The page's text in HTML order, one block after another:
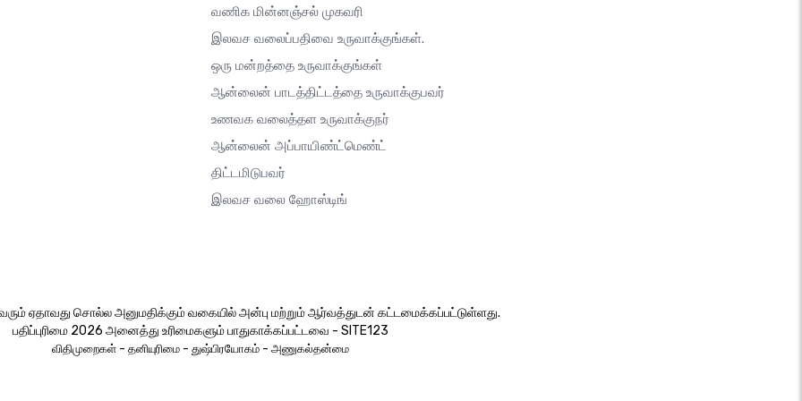
வணிக மின்னஞ்சல் முகவரி
இலவச வலைப்பதிவை உருவாக்குங்கள்.
ஒரு மன்றத்தை உருவாக்குங்கள்
ஆன்லைன் பாடத்திட்டத்தை உருவாக்குபவர்
உணவக வலைத்தள உருவாக்குநர்
ஆன்லைன் அப்பாயிண்ட்மெண்ட்
திட்டமிடுபவர்
இலவச வலை ஹோஸ்டிங்
ஏதாவது சொல்ல அனுமதிக்கும் வகையில் அன்பு மற்றும் ஆர்வத்துடன் கட்டமைக்கப்பட்டுள்ளது.
பதிப்புரிமை 2026 அனைத்து உரிமைகளும் பாதுகாக்கப்பட்டவை - SITE123
விதிமுறைகள் - தனியுரிமை - துஷ்பிரயோகம் - அணுகல்தன்மை